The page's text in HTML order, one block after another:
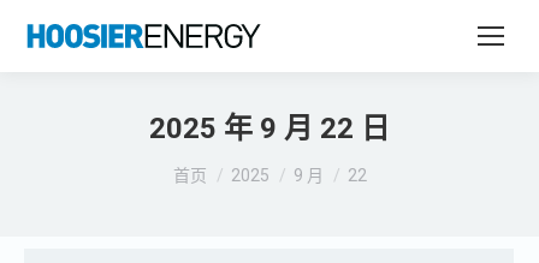
2025 年 9 月 22 日
您在这里：
首页 2025 9 月 22